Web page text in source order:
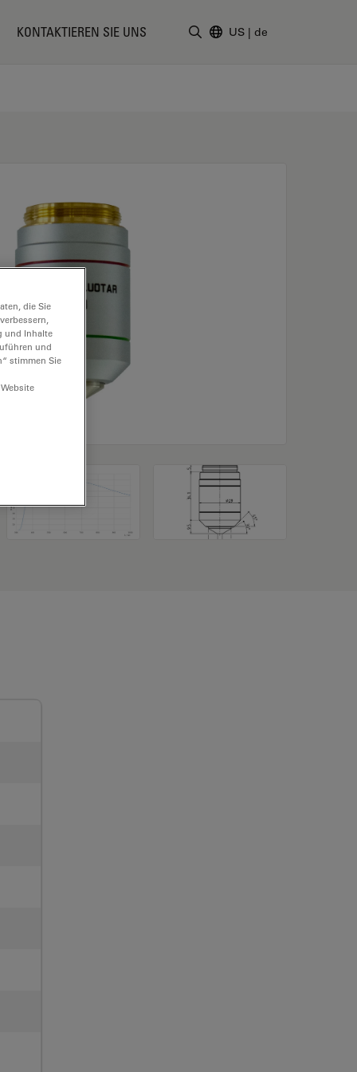
KONTAKTIEREN SIE UNS US | de
die Sie
und Inhalte
und
stimmen Sie